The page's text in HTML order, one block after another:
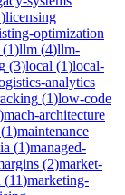
)licensing
optimization
(1)llm (4)llm-
(3)local (1)local-
analytics
(1)low-code
)mach-architecture
(1)maintenance
(1)managed-
(2)market-
(11)marketing-